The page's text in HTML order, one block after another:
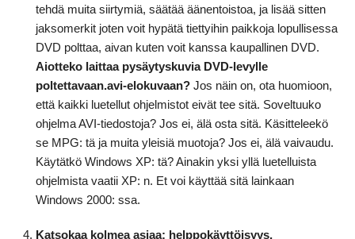
tehdä muita siirtymiä, säätää äänentoistoa, ja lisää sitten
jaksomerkit joten voit hypätä tiettyihin paikkoja lopullisessa
DVD polttaa, aivan kuten voit kanssa kaupallinen DVD.
Aiotteko laittaa pysäytyskuvia DVD-levylle
poltettavaan.avi-elokuvaan? Jos näin on, ota huomioon,
että kaikki luetellut ohjelmistot eivät tee sitä. Soveltuuko
ohjelma AVI-tiedostoja? Jos ei, älä osta sitä. Käsitteleekö
se MPG: tä ja muita yleisiä muotoja? Jos ei, älä vaivaudu.
Käytätkö Windows XP: tä? Ainakin yksi yllä luetelluista
ohjelmista vaatii XP: n. Et voi käyttää sitä lainkaan
Windows 2000: ssa.
Katsokaa kolmea asiaa: helppokäyttöisyys,